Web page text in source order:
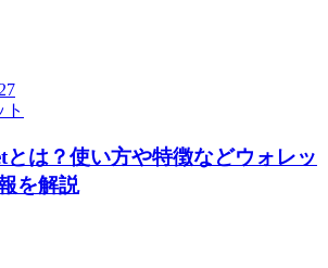
ト
とは？使い方や特徴などウォレッ
を解説